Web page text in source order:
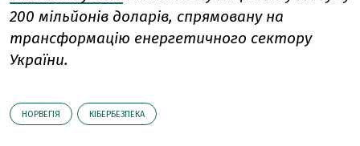
200 мільйонів доларів, спрямовану на
трансформацію енергетичного сектору
України.
НОРВЕГІЯ КІБЕРБЕЗПЕКА